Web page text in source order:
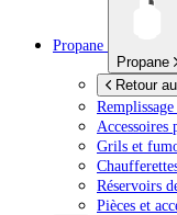
Propane
Propane
Retour
Grils et
Réservoirs
Pièces et